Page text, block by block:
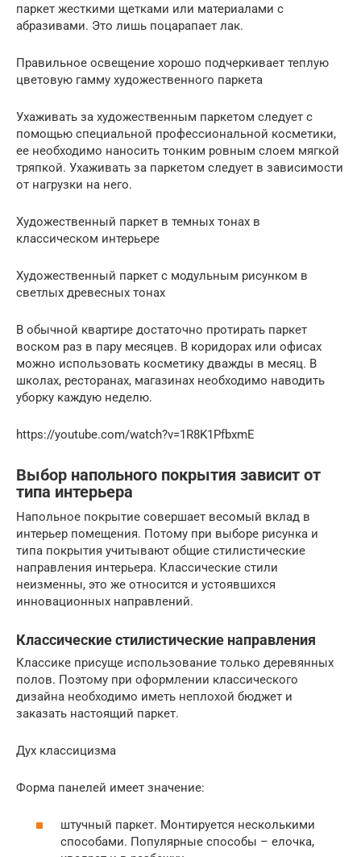
паркет жесткими щетками или материалами с
абразивами. Это лишь поцарапает лак.
Правильное освещение хорошо подчеркивает теплую
цветовую гамму художественного паркета
Ухаживать за художественным паркетом следует с
помощью специальной профессиональной косметики,
ее необходимо наносить тонким ровным слоем мягкой
тряпкой. Ухаживать за паркетом следует в зависимости
от нагрузки на него.
Художественный паркет в темных тонах в
классическом интерьере
Художественный паркет с модульным рисунком в
светлых древесных тонах
В обычной квартире достаточно протирать паркет
воском раз в пару месяцев. В коридорах или офисах
можно использовать косметику дважды в месяц. В
школах, ресторанах, магазинах необходимо наводить
уборку каждую неделю.
https://youtube.com/watch?v=1R8K1PfbxmE
Выбор напольного покрытия зависит от
типа интерьера
Напольное покрытие совершает весомый вклад в
интерьер помещения. Потому при выборе рисунка и
типа покрытия учитывают общие стилистические
направления интерьера. Классические стили
неизменны, это же относится и устоявшихся
инновационных направлений.
Классические стилистические направления
Классике присуще использование только деревянных
полов. Поэтому при оформлении классического
дизайна необходимо иметь неплохой бюджет и
заказать настоящий паркет.
Дух классицизма
Форма панелей имеет значение:
штучный паркет. Монтируется несколькими
способами. Популярные способы – елочка,